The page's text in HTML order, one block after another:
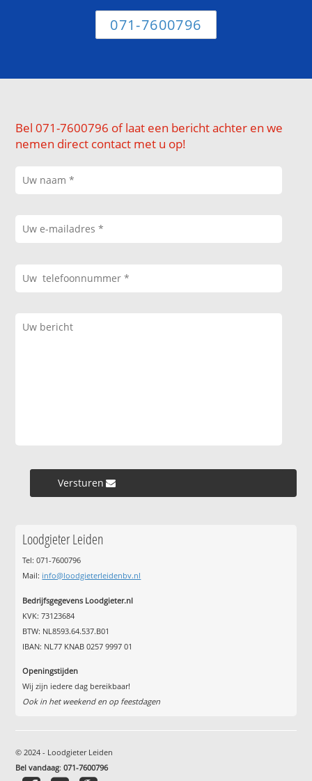
071-7600796
Bel 071-7600796 of laat een bericht achter en we
nemen direct contact met u op!
Versturen »
Loodgieter Leiden
Tel: 071-7600796
Mail: info@loodgieterleidenbv.nl
Bedrijfsgegevens Loodgieter.nl
KVK: 73123684
BTW: NL8593.64.537.B01
IBAN: NL77 KNAB 0257 9997 01
Openingstijden
Wij zijn iedere dag bereikbaar!
Ook in het weekend en op feestdagen
© 2024 - Loodgieter Leiden
Bel vandaag:071-7600796